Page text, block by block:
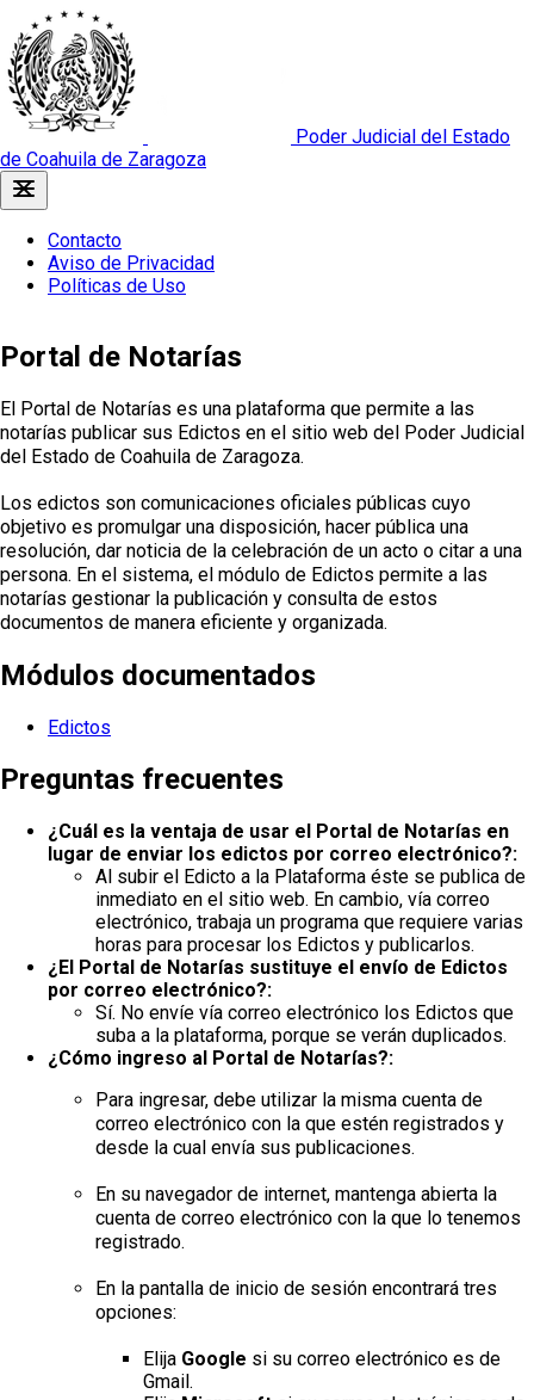
Poder Judicial del Estado
de Coahuila de Zaragoza
Contacto
Aviso de Privacidad
Políticas de Uso
Portal de Notarías
El Portal de Notarías es una plataforma que permite a las
notarías publicar sus Edictos en el sitio web del Poder Judicial
del Estado de Coahuila de Zaragoza.
Los edictos son comunicaciones oficiales públicas cuyo
objetivo es promulgar una disposición, hacer pública una
resolución, dar noticia de la celebración de un acto o citar a una
persona. En el sistema, el módulo de Edictos permite a las
notarías gestionar la publicación y consulta de estos
documentos de manera eficiente y organizada.
Módulos documentados
Edictos
Preguntas frecuentes
¿Cuál es la ventaja de usar el Portal de Notarías en
lugar de enviar los edictos por correo electrónico?:
Al subir el Edicto a la Plataforma éste se publica de
inmediato en el sitio web. En cambio, vía correo
electrónico, trabaja un programa que requiere varias
horas para procesar los Edictos y publicarlos.
¿El Portal de Notarías sustituye el envío de Edictos
por correo electrónico?:
Sí. No envíe vía correo electrónico los Edictos que
suba a la plataforma, porque se verán duplicados.
¿Cómo ingreso al Portal de Notarías?:
Para ingresar, debe utilizar la misma cuenta de
correo electrónico con la que estén registrados y
desde la cual envía sus publicaciones.
En su navegador de internet, mantenga abierta la
cuenta de correo electrónico con la que lo tenemos
registrado.
En la pantalla de inicio de sesión encontrará tres
opciones:
Elija Google si su correo electrónico es de
Gmail.